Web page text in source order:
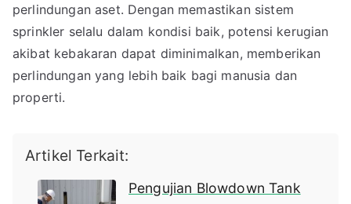
perlindungan aset. Dengan memastikan sistem
sprinkler selalu dalam kondisi baik, potensi kerugian
akibat kebakaran dapat diminimalkan, memberikan
perlindungan yang lebih baik bagi manusia dan
properti.
Artikel Terkait:
Pengujian Blowdown Tank